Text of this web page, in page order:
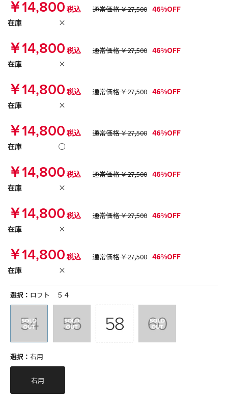
￥14,800 税込 通常価格 ￥27,500 46%OFF
在庫
×
￥14,800 税込 通常価格 ￥27,500 46%OFF
在庫
×
￥14,800 税込 通常価格 ￥27,500 46%OFF
在庫
×
￥14,800 税込 通常価格 ￥27,500 46%OFF
在庫
○
￥14,800 税込 通常価格 ￥27,500 46%OFF
在庫
×
￥14,800 税込 通常価格 ￥27,500 46%OFF
在庫
×
￥14,800 税込 通常価格 ￥27,500 46%OFF
在庫
×
選択： ロフト ５４
選択： 右用
右用